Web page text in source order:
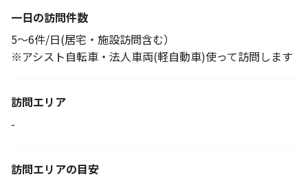
一日の訪問件数
5～6件/日(居宅・施設訪問含む）
※アシスト自転車・法人車両(軽自動車)使って訪問します
訪問エリア
-
訪問エリアの目安